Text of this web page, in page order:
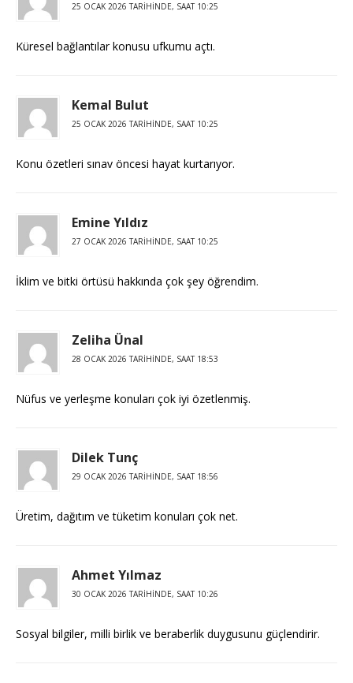
25 OCAK 2026 TARIHINDE, SAAT 10:25
Küresel bağlantılar konusu ufkumu açtı.
Kemal Bulut
25 OCAK 2026 TARIHINDE, SAAT 10:25
Konu özetleri sınav öncesi hayat kurtarıyor.
Emine Yıldız
27 OCAK 2026 TARIHINDE, SAAT 10:25
İklim ve bitki örtüsü hakkında çok şey öğrendim.
Zeliha Ünal
28 OCAK 2026 TARIHINDE, SAAT 18:53
Nüfus ve yerleşme konuları çok iyi özetlenmiş.
Dilek Tunç
29 OCAK 2026 TARIHINDE, SAAT 18:56
Üretim, dağıtım ve tüketim konuları çok net.
Ahmet Yılmaz
30 OCAK 2026 TARIHINDE, SAAT 10:26
Sosyal bilgiler, milli birlik ve beraberlik duygusunu güçlendirir.